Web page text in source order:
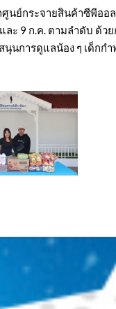
นย์กระจายสินค้าซีพีออ
ะ 9 ก.ค. ตามลำดับ ด้ว
การดูแลน้อง ๆ เด็กกำ